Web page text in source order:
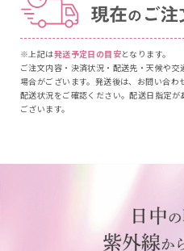
※上記は発送予定日の目安となります。
ご注文内容・決済状況・配送先・天候や
場合がございます。発送後は、お問い合
配送状況をご確認ください。配送日指定
ございます。